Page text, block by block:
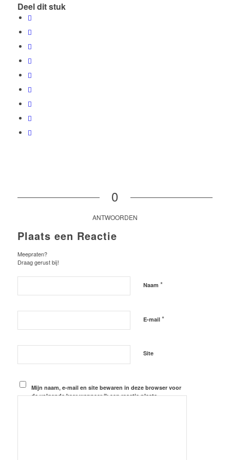
Deel dit stuk
0
ANTWOORDEN
Plaats een Reactie
Meepraten?
Draag gerust bij!
Naam *
E-mail *
Site
Mijn naam, e-mail en site bewaren in deze browser voor
de volgende keer wanneer ik een reactie plaats.